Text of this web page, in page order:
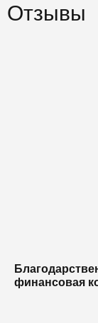
Отзывы
финансовая